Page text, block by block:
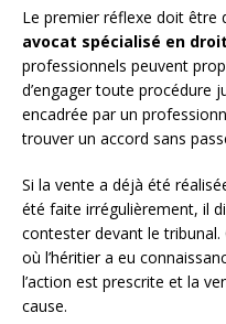
Le premier réflexe doit être
avocat spécialisé en
professionnels peuvent
d’engager toute procédure
encadrée par un
trouver un accord sans
Si la vente a déjà été
été faite irrégulièrement, il
contester devant le
où l’héritier a eu
l’action est prescrite et la
cause.